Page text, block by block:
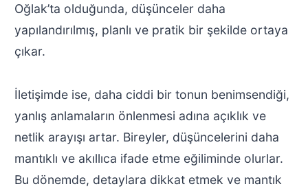
Oğlak’ta olduğunda, düşünceler daha
yapılandırılmış, planlı ve pratik bir şekilde ortaya
çıkar.
İletişimde ise, daha ciddi bir tonun benimsendiği,
yanlış anlamaların önlenmesi adına açıklık ve
netlik arayışı artar. Bireyler, düşüncelerini daha
mantıklı ve akıllıca ifade etme eğiliminde olurlar.
Bu dönemde, detaylara dikkat etmek ve mantık